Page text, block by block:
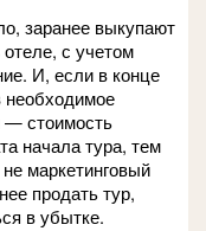
заранее выкупают
с учетом
И, если в конце
необходимое
— стоимость
начала тура, тем
маркетинговый
продать тур,
в убытке.